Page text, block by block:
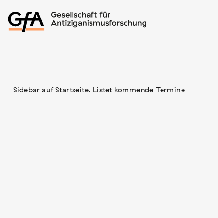
Sidebar auf Startseite. Listet kommende Termine